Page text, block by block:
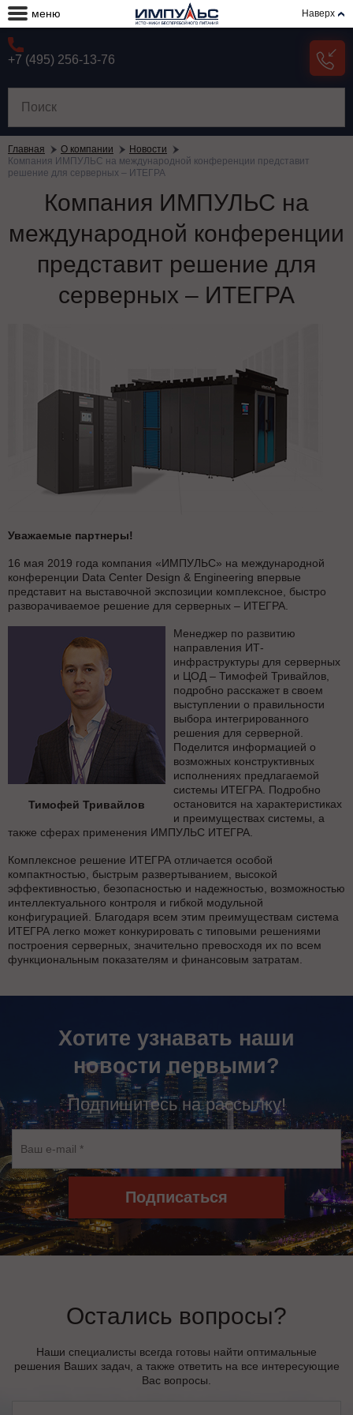
меню Наверх
+7 (495) 256-13-76
Главная О компании
Новости
Компания ИМПУЛЬС на международной конференции представит
решение для серверных – ИТЕГРА
Компания ИМПУЛЬС на
международной конференции
представит решение для
серверных – ИТЕГРА
Уважаемые партнеры!
16 мая 2019 года компания «ИМПУЛЬС» на международной
конференции Data Center Design & Engineering впервые
представит на выставочной экспозиции комплексное, быстро
разворачиваемое решение для серверных – ИТЕГРА.
Тимофей Тривайлов
Менеджер по развитию
направления ИТ-
инфраструктуры для серверных
и ЦОД – Тимофей Тривайлов,
подробно расскажет в своем
выступлении о правильности
выбора интегрированного
решения для серверной.
Поделится информацией о
возможных конструктивных
исполнениях предлагаемой
системы ИТЕГРА. Подробно
остановится на характеристиках
и преимуществах системы, а
также сферах применения ИМПУЛЬС ИТЕГРА.
Комплексное решение ИТЕГРА отличается особой
компактностью, быстрым развертыванием, высокой
эффективностью, безопасностью и надежностью, возможностью
интеллектуального контроля и гибкой модульной
конфигурацией. Благодаря всем этим преимуществам система
ИТЕГРА легко может конкурировать с типовыми решениями
построения серверных, значительно превосходя их по всем
функциональным показателям и финансовым затратам.
Хотите узнавать наши
новости первыми?
Подпишитесь на рассылку!
Подписаться
Остались вопросы?
Наши специалисты всегда готовы найти оптимальные
решения Ваших задач, а также ответить на все интересующие
Вас вопросы.